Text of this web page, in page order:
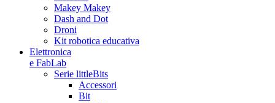
Makey Makey
Dash and Dot
Droni
Kit robotica educativa
Elettronica
e FabLab
Serie littleBits
Accessori
Bit